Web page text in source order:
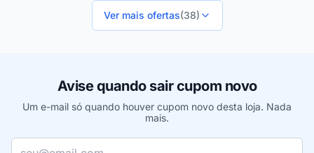
Ver mais ofertas(38)
Avise quando sair cupom novo
Um e-mail só quando houver cupom novo desta loja. Nada
mais.
Seu e-mail